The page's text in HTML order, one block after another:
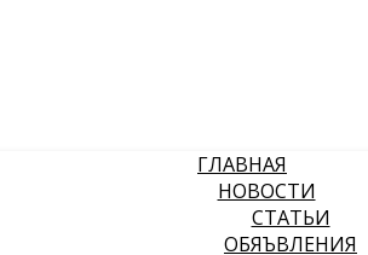
ГЛАВНАЯ
НОВОСТИ
СТАТЬИ
ОБЯЪВЛЕНИЯ